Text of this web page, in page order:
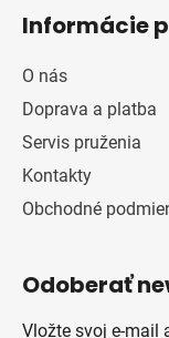
Informácie
O nás
Doprava a platba
Servis pruženia
Kontakty
Obchodné
Odoberať
Vložte svoj e-mail